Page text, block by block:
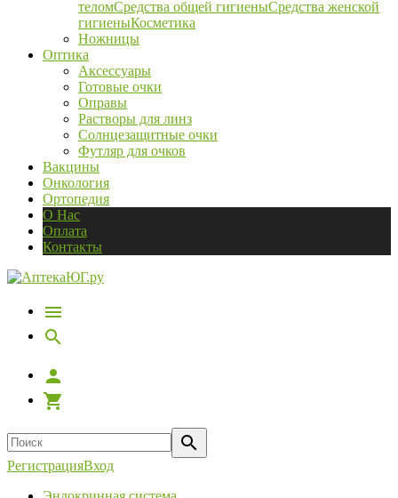
теломСредства общей гигиеныСредства женской
гигиеныКосметика
Ножницы
Оптика
Аксессуары
Готовые очки
Оправы
Растворы для линз
Солнцезащитные очки
Футляр для очков
Вакцины
Онкология
Ортопедия
О Нас
Оплата
Контакты
РегистрацияВход